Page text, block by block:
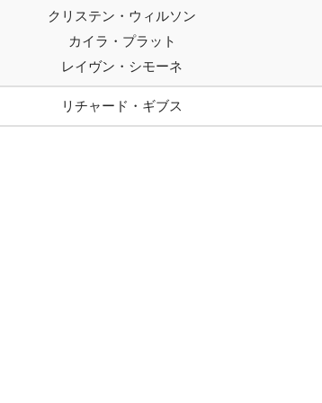
クリステン・ウィルソン
カイラ・プラット
レイヴン・シモーネ
リチャード・ギブス